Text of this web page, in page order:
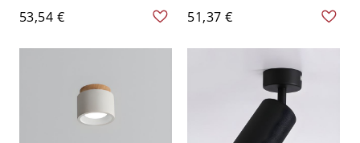
spot LED rond pour
plafond, pour couloir et
cuisine - 12,7 cm Noir 110
53,54 €
avec abat-jour en
aluminium - Noir 110 V-
120 V Blanc
51,37 €